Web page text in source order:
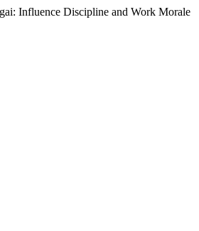
Influence Discipline and Work Morale